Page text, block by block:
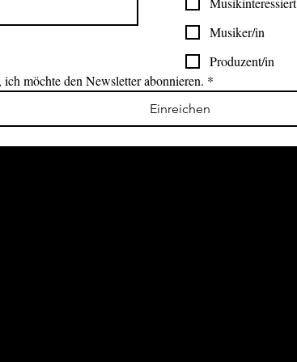
Musiker/in
Produzent/in
ich möchte den Newsletter abonnieren. *
Einreichen